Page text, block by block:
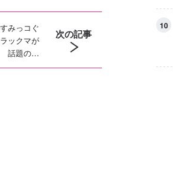
みっコぐ
ックマが
話題の
ちゃん」
次の記事
10